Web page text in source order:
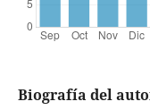
Biografía del